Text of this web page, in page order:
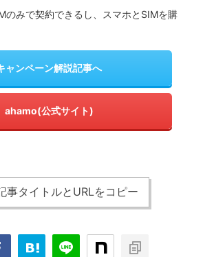
のみで契約できるし、スマホとSIMを購
ャンペーン解説記事へ
ahamo(公式サイト)
事タイトルとURLをコピー